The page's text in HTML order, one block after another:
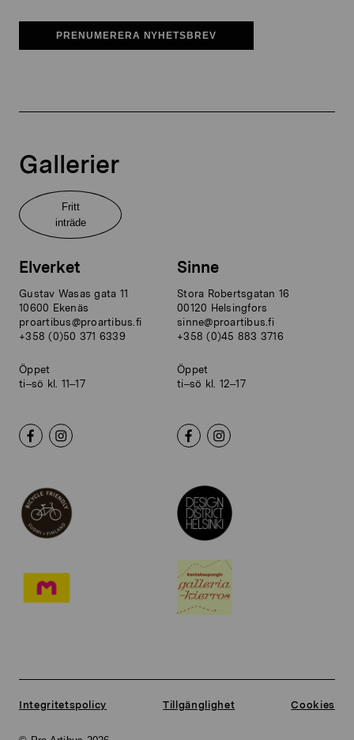
PRENUMERERA NYHETSBREV
Gallerier
Fritt
inträde
Elverket
Gustav Wasas gata 11
10600 Ekenäs
proartibus@proartibus.fi
+358 (0)50 371 6339
Öppet
ti–sö kl. 11–17
Sinne
Stora Robertsgatan 16
00120 Helsingfors
sinne@proartibus.fi
+358 (0)45 883 3716
Öppet
ti–sö kl. 12–17
Integritetspolicy Tillgänglighet Cookies